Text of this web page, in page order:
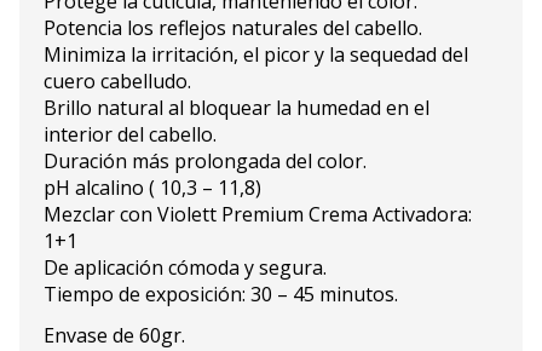
Potencia los reflejos naturales del cabello.
Minimiza la irritación, el picor y la sequedad del
cuero cabelludo.
Brillo natural al bloquear la humedad en el
interior del cabello.
Duración más prolongada del color.
pH alcalino ( 10,3 – 11,8)
Mezclar con Violett Premium Crema Activadora:
1+1
De aplicación cómoda y segura.
Tiempo de exposición: 30 – 45 minutos.
Envase de 60gr.